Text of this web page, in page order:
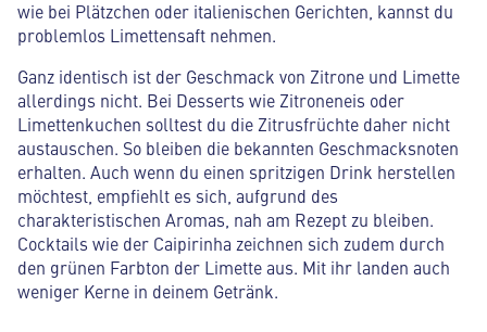
wie bei Plätzchen oder italienischen Gerichten, kannst du
problemlos Limettensaft nehmen.
Ganz identisch ist der Geschmack von Zitrone und Limette
allerdings nicht. Bei Desserts wie Zitroneneis oder
Limettenkuchen solltest du die Zitrusfrüchte daher nicht
austauschen. So bleiben die bekannten Geschmacksnoten
erhalten. Auch wenn du einen spritzigen Drink herstellen
möchtest, empfiehlt es sich, aufgrund des
charakteristischen Aromas, nah am Rezept zu bleiben.
Cocktails wie der Caipirinha zeichnen sich zudem durch
den grünen Farbton der Limette aus. Mit ihr landen auch
weniger Kerne in deinem Getränk.